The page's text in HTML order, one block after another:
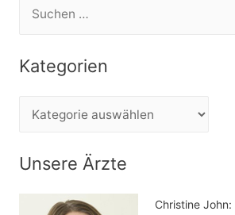
Kategorien
tUnsere Ärzte
Christine John: